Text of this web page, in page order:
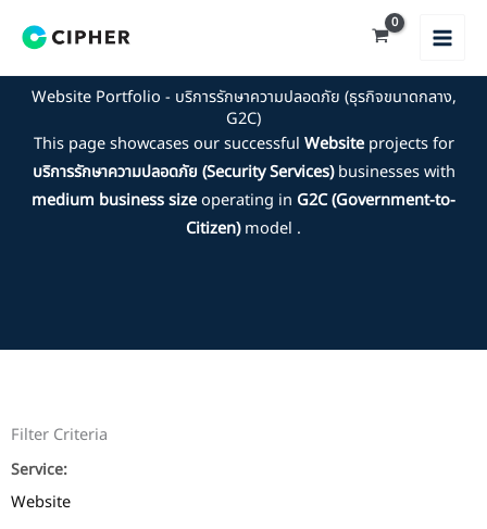
Website Portfolio - บริการรักษาความปลอดภัย (ธุรกิจขนาดกลาง,
G2C)
This page showcases our successful Websiteprojects for
บริการรักษาความปลอดภัย (Security Services)businesses with
medium business sizeoperating in G2C (Government-to-
Citizen)model .
Filter Criteria
Service:
Website